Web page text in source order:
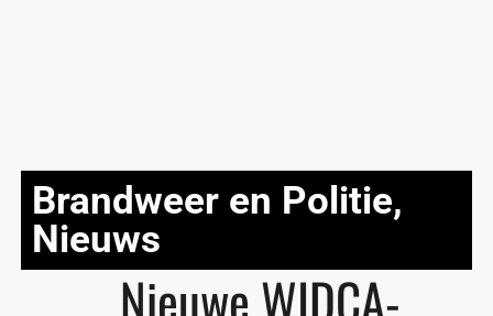
Brandweer en Politie,
Nieuws
Nieuwe WIDCA-